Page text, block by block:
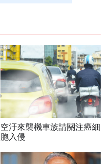
空汙來襲機車族請關注癌細
胞入侵
PR